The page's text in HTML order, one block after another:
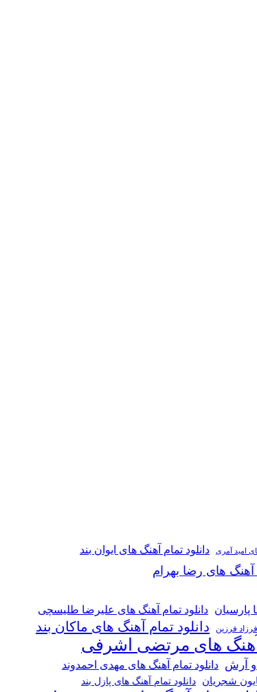
امید آمری دانلود تمام آهنگ های ایوان بند
آهنگ های رضا بهرام
پارسیان دانلود تمام آهنگ های علیرضا طلیسچی
فرزین دانلود تمام آهنگ های ماکان بند
آهنگ های مرتضی اشرفی
و آرش دانلود تمام آهنگ های مهدی احمدوند
شجریان دانلود تمام آهنگ های پازل بند